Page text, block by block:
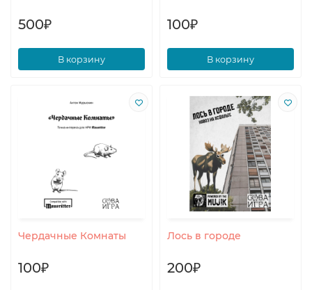
500₽
В корзину
100₽
В корзину
Чердачные Комнаты
100₽
Лось в городе
200₽